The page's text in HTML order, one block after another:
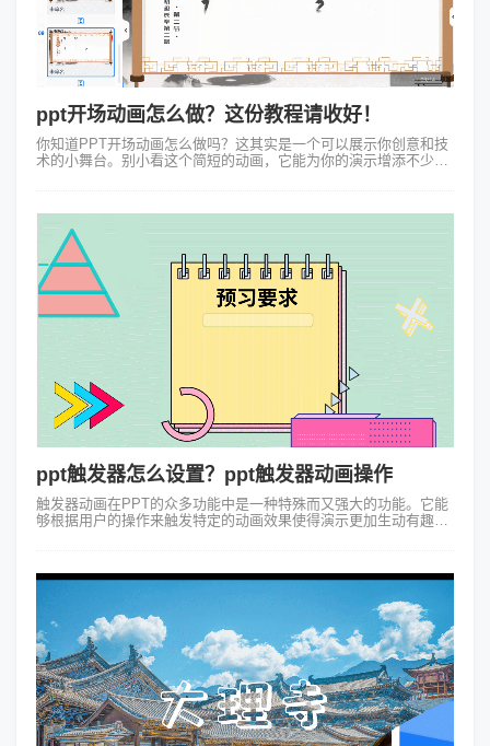
ppt开场动画怎么做？这份教程请收好！
你知道PPT开场动画怎么做吗？这其实是一个可以展示你创意和技
术的小舞台。别小看这个简短的动画，它能为你的演示增添不少亮
ppt触发器怎么设置？ppt触发器动画操作
触发器动画在PPT的众多功能中是一种特殊而又强大的功能。它能
够根据用户的操作来触发特定的动画效果使得演示更加生动有趣。